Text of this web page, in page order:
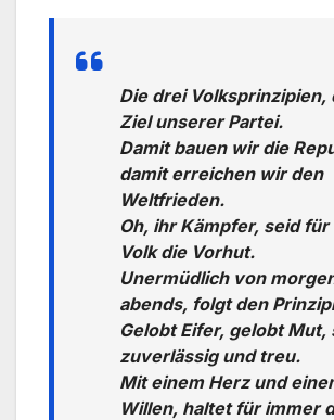
Die drei Volksprinzipien,
Ziel unserer Partei.
Damit bauen wir die
damit erreichen wir den
Weltfrieden.
Oh, ihr Kämpfer, seid für
Volk die Vorhut.
Unermüdlich von
abends, folgt den
Gelobt Eifer, gelobt Mut,
zuverlässig und treu.
Mit einem Herz und
Willen, haltet für immer